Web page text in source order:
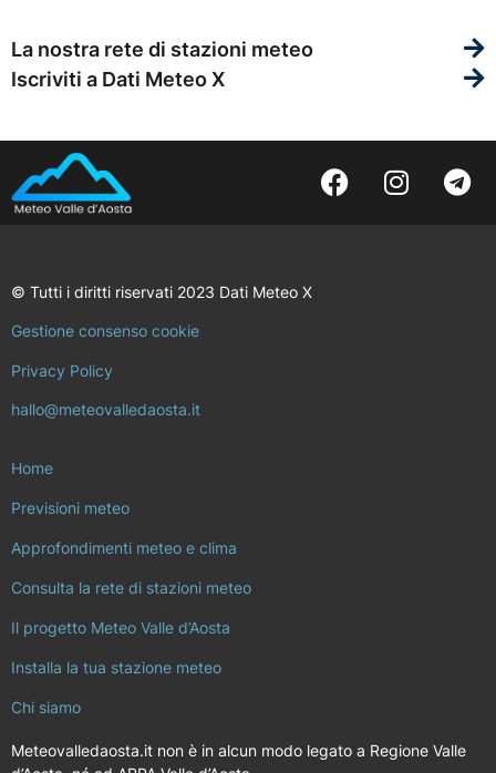
La nostra rete di stazioni meteo
Iscriviti a Dati Meteo X
© Tutti i diritti riservati 2023 Dati Meteo X
Gestione consenso cookie
Privacy Policy
hallo@meteovalledaosta.it
Home
Previsioni meteo
Approfondimenti meteo e clima
Consulta la rete di stazioni meteo
Il progetto Meteo Valle d’Aosta
Installa la tua stazione meteo
Chi siamo
Meteovalledaosta.it non è in alcun modo legato a Regione Valle